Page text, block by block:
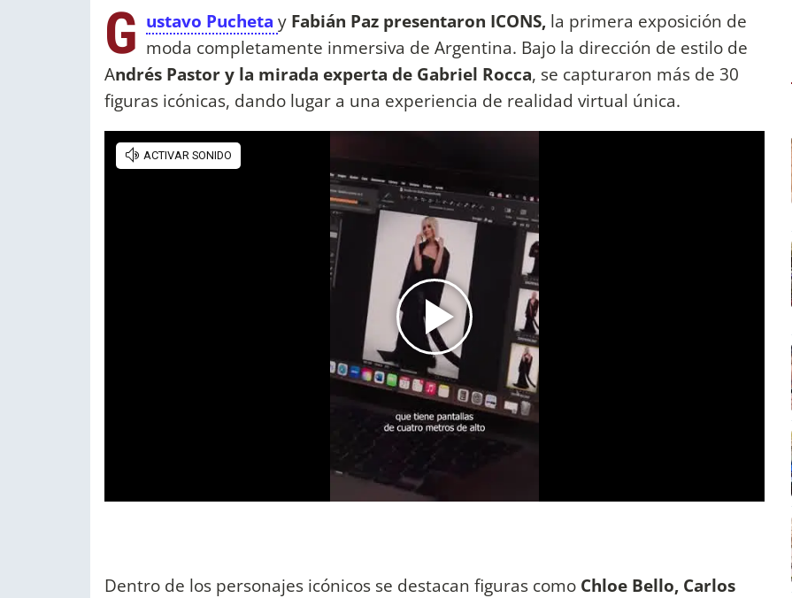
G ustavo Pucheta y Fabián Paz presentaron ICONS, la primera exposición de
moda completamente inmersiva de Argentina. Bajo la dirección de estilo de
Andrés Pastor y la mirada experta de Gabriel Rocca, se capturaron más de 30
figuras icónicas, dando lugar a una experiencia de realidad virtual única.
Dentro de los personajes icónicos se destacan figuras como Chloe Bello, Carlos